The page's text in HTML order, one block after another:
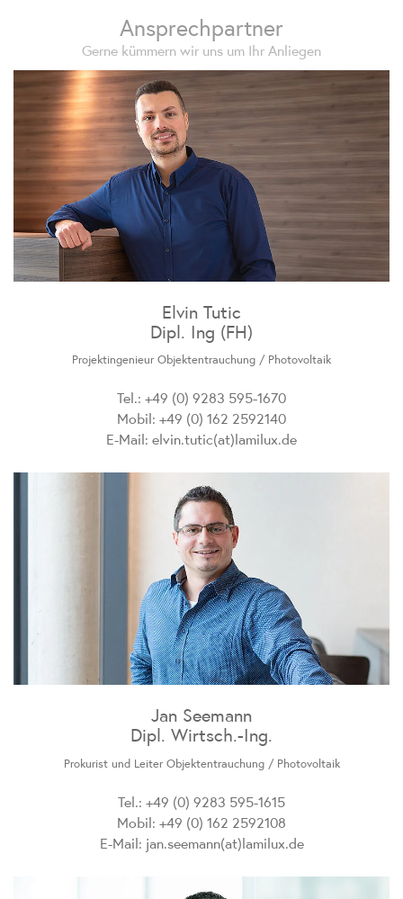
Ansprechpartner
Gerne kümmern wir uns um Ihr Anliegen
Elvin Tutic
Dipl. Ing (FH)
Projektingenieur Objektentrauchung / Photovoltaik
Tel.: +49 (0) 9283 595-1670
Mobil: +49 (0) 162 2592140
E-Mail: elvin.tutic(at)lamilux.de
Jan Seemann
Dipl. Wirtsch.-Ing.
Prokurist und Leiter Objektentrauchung / Photovoltaik
Tel.: +49 (0) 9283 595-1615
Mobil: +49 (0) 162 2592108
E-Mail: jan.seemann(at)lamilux.de